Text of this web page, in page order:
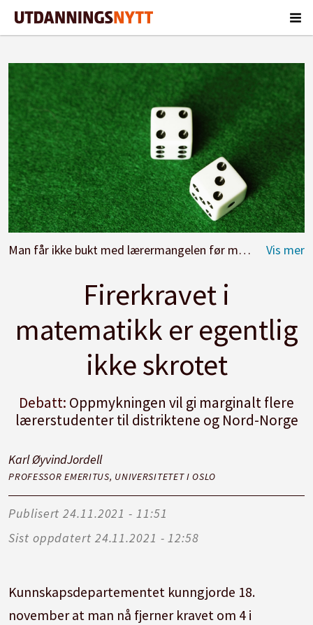
Man får ikke bukt med lærermangelen før man justerer kravet om 40 skolepoeng, skriver Karl Øyvind Jordell.
Firerkravet i
matematikk er egentlig
ikke skrotet
Debatt: Oppmykningen vil gi marginalt flere
lærerstudenter til distriktene og Nord-Norge
Karl ØyvindJordell
PROFESSOR EMERITUS, UNIVERSITETET I OSLO
Publisert
24.11.2021 - 11:51
Sist oppdatert
24.11.2021 - 12:58
Kunnskapsdepartementet kunngjorde 18.
november at man nå fjerner kravet om 4 i